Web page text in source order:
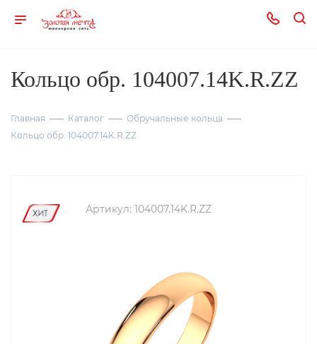
Кольцо обр. 104007.14K.R.ZZ
Главная Каталог
Обручальные кольца
Кольцо обр. 104007.14K.R.ZZ
Артикул: 104007.14K.R.ZZ